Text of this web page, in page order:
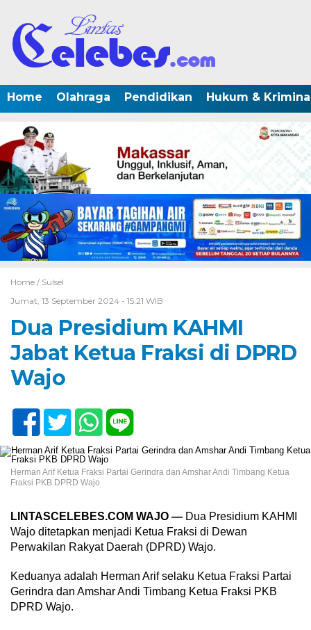
Home Olahraga Pendidikan Hukum &
Home / Sulsel
Jumat, 13 September 2024 - 15:21 WIB
Dua Presidium KAHMI
Jabat Ketua Fraksi di DPRD
Wajo
Herman Arif Ketua Fraksi Partai Gerindra dan Amshar Andi Timbang Ketua
Fraksi PKB DPRD Wajo
LINTASCELEBES.COM WAJO — Dua Presidium KAHMI
Wajo ditetapkan menjadi Ketua Fraksi di Dewan
Perwakilan Rakyat Daerah (DPRD) Wajo.
Keduanya adalah Herman Arif selaku Ketua Fraksi Partai
Gerindra dan Amshar Andi Timbang Ketua Fraksi PKB
DPRD Wajo.